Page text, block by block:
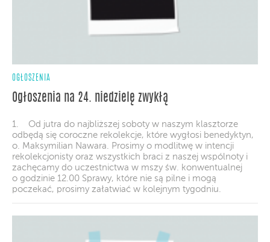
OGŁOSZENIA
Ogłoszenia na 24. niedzielę zwykłą
1. Od jutra do najbliższej soboty w naszym klasztorze
odbędą się coroczne rekolekcje, które wygłosi benedyktyn,
o. Maksymilian Nawara. Prosimy o modlitwę w intencji
rekolekcjonisty oraz wszystkich braci z naszej wspólnoty i
zachęcamy do uczestnictwa w mszy św. konwentualnej
o godzinie 12.00 Sprawy, które nie są pilne i mogą
poczekać, prosimy załatwiać w kolejnym tygodniu.